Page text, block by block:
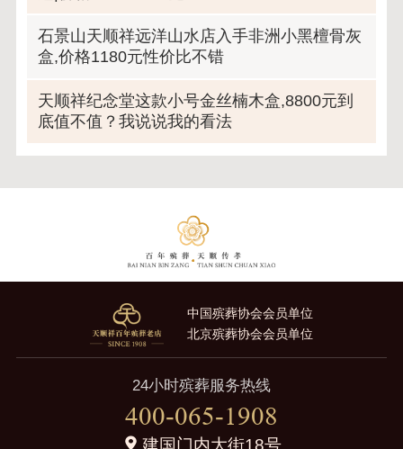
石景山天顺祥远洋山水店入手非洲小黑檀骨灰
盒,价格1180元性价比不错
天顺祥纪念堂这款小号金丝楠木盒,8800元到
底值不值？我说说我的看法
中国殡葬协会会员单位
北京殡葬协会会员单位
24小时殡葬服务热线
400-065-1908
建国门内大街18号